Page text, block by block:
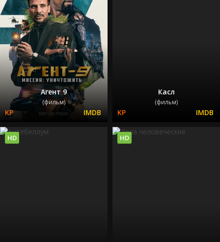
Агент 9
(фильм)
Касл
(фильм)
HD HD